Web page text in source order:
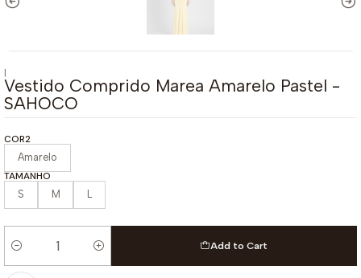
|
Vestido Comprido Marea Amarelo Pastel -
SAHOCO
COR2
Amarelo
TAMANHO
S M L
Quantity
Add to Cart